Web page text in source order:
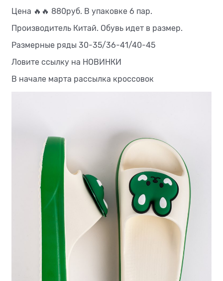
Цена 🔥🔥 880руб. В упаковке 6 пар.
Производитель Китай. Обувь идет в размер.
Размерные ряды 30-35/36-41/40-45
Ловите ссылку на НОВИНКИ
В начале марта рассылка кроссовок